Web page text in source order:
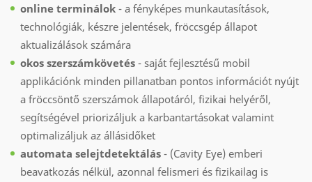
online terminálok - a fényképes munkautasítások,
technológiák, készre jelentések, fröccsgép állapot
aktualizálások számára
okos szerszámkövetés - saját fejlesztésű mobil
applikációnk minden pillanatban pontos információt nyújt
a fröccsöntő szerszámok állapotáról, fizikai helyéről,
segítségével priorizáljuk a karbantartásokat valamint
optimalizáljuk az állásidőket
automata selejtdetektálás - (Cavity Eye) emberi
beavatkozás nélkül, azonnal felismeri és fizikailag is